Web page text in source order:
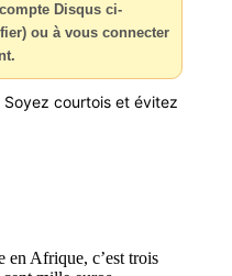
Disqus ci-
ou à vous connecter
courtois et évitez